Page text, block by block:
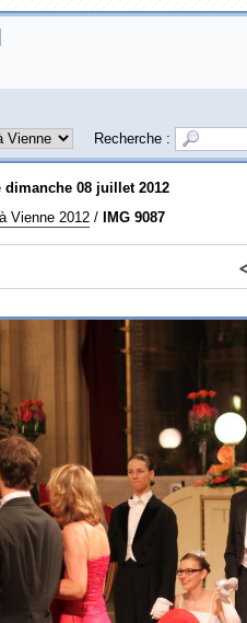
Recherche :
dimanche 08 juillet 2012
Vienne 2012/ IMG 9087